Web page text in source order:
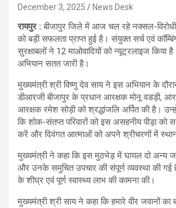
December 3, 2025 News Desk
रायपुर :बीजापुर जिले में आज चल रहे नक्सल-विरोधी
को बड़ी सफलता प्राप्त हुई है। संयुक्त सर्च एवं
सुरक्षाबलों ने 12 माओवादियों को न्यूट्रलाइज किया
अभियान सतत जारी है।
मुख्यमंत्री श्री विष्णु देव साय ने इस अभियान के
डीआरजी बीजापुर के प्रधान आरक्षक मोनू वडड़ी,
आरक्षक रमेश सोड़ी को श्रद्धांजलि अर्पित की है।
कि शोक-संतप्त परिवारों को इस असहनीय पीड़ा को
करें और दिवंगत आत्माओं को अपने श्रीचरणों में
मुख्यमंत्री ने कहा कि इस मुठभेड़ में घायल दो अन्य
और उनके समुचित उपचार की संपूर्ण व्यवस्था की गई
के शीघ्र एवं पूर्ण स्वास्थ्य लाभ की कामना की।
मुख्यमंत्री श्री साय ने कहा कि हमारे वीर जवानों का